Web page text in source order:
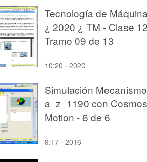
Tecnología de
¿ 2020 ¿ TM - Clase
Tramo 09 de 13
10:20 · 2020
Simulación Mecanismo
a_z_1190 con Cosmos
Motion - 6 de 6
9:17 · 2016